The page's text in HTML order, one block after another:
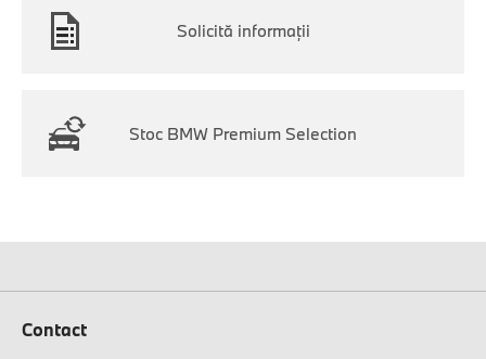
Solicită informaţii
Stoc BMW Premium Selection
Contact